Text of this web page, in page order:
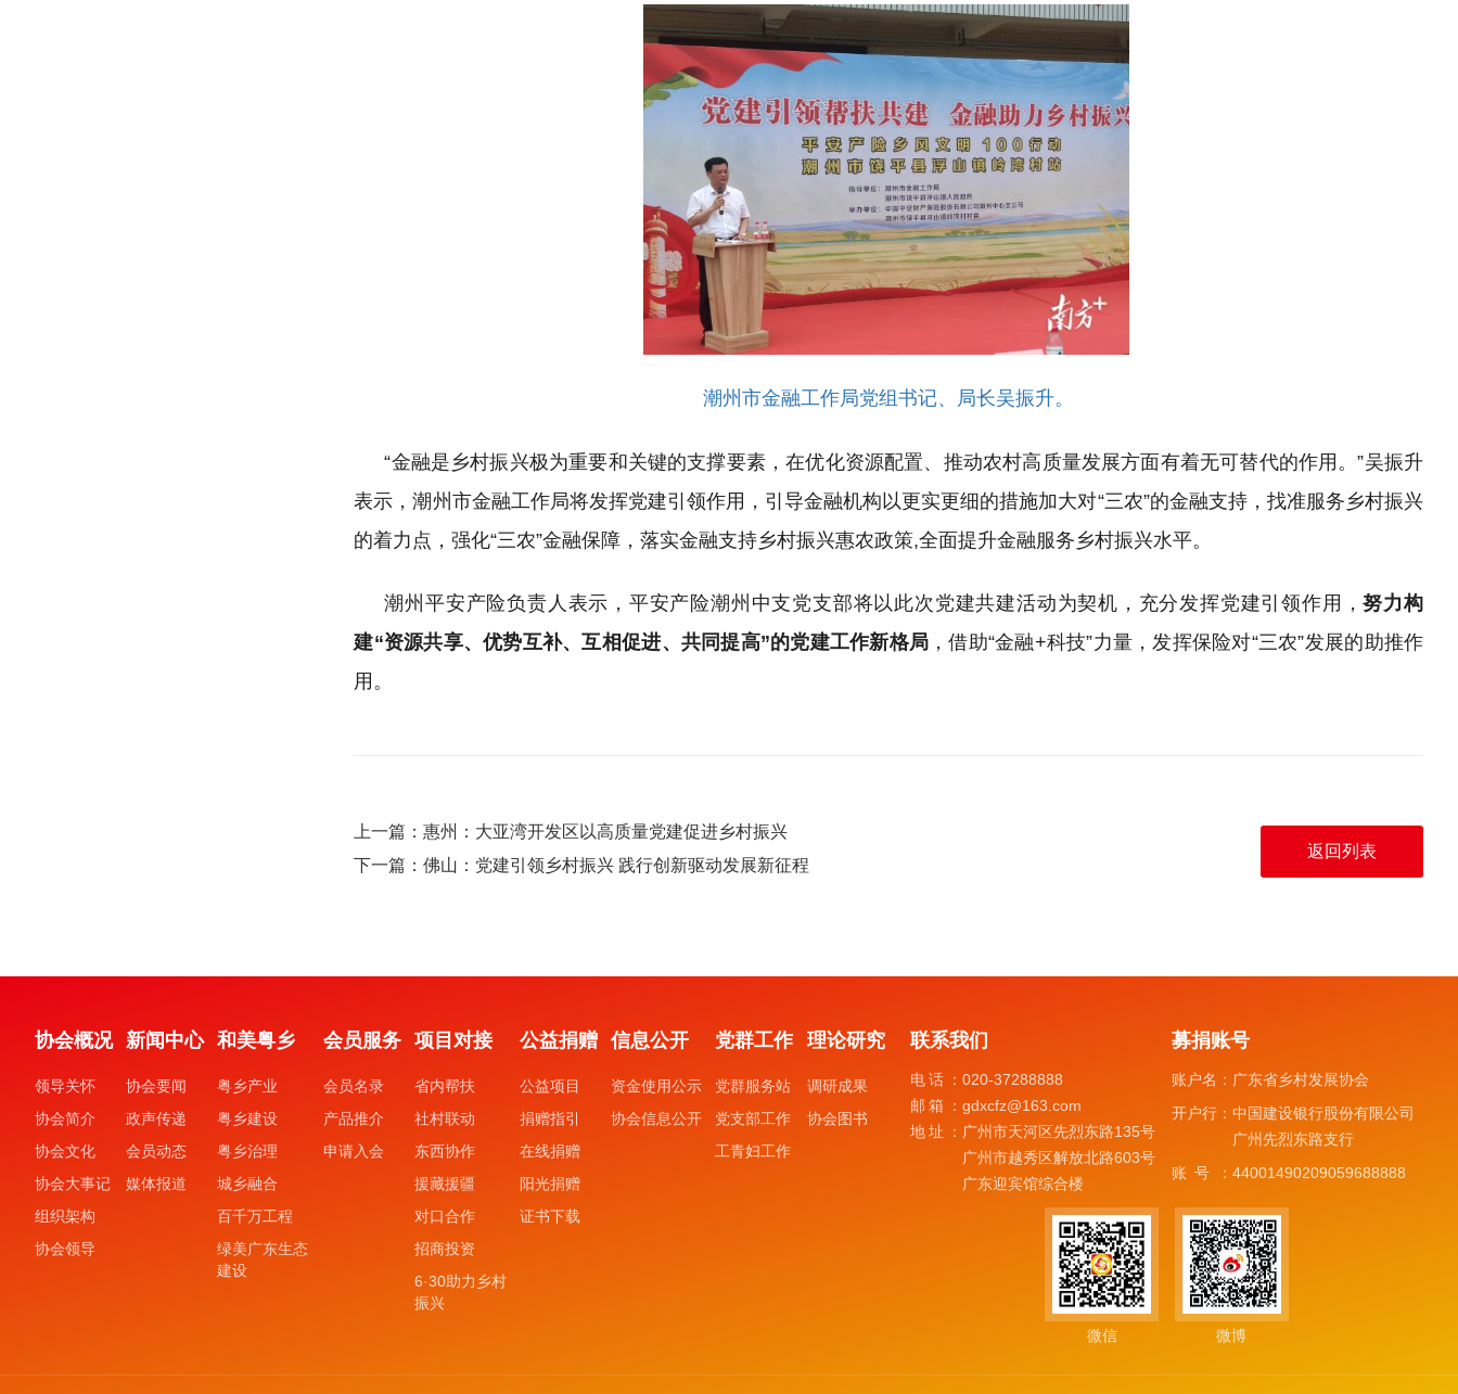
潮州市金融工作局党组书记、局长吴振升。
“金融是乡村振兴极为重要和关键的支撑要素，在优化资源配置、推动农村高质量发展方面有着无可替代的作用。”吴振升
表示，潮州市金融工作局将发挥党建引领作用，引导金融机构以更实更细的措施加大对“三农”的金融支持，找准服务乡村振兴
的着力点，强化“三农”金融保障，落实金融支持乡村振兴惠农政策,全面提升金融服务乡村振兴水平。
潮州平安产险负责人表示，平安产险潮州中支党支部将以此次党建共建活动为契机，充分发挥党建引领作用，努力构
建“资源共享、优势互补、互相促进、共同提高”的党建工作新格局 ，借助“金融+科技”力量，发挥保险对“三农”发展的助推作
用。
返回列表
上一篇：惠州：大亚湾开发区以高质量党建促进乡村振兴
下一篇：佛山：党建引领乡村振兴 践行创新驱动发展新征程
协会概况
领导关怀
协会简介
协会文化
协会大事记
组织架构
协会领导
新闻中心
协会要闻
政声传递
会员动态
媒体报道
和美粤乡
粤乡产业
粤乡建设
粤乡治理
城乡融合
百千万工程
绿美广东生态
建设
会员服务
会员名录
产品推介
申请入会
项目对接
省内帮扶
社村联动
东西协作
援藏援疆
对口合作
招商投资
6·30助力乡村
振兴
公益捐赠
公益项目
捐赠指引
在线捐赠
阳光捐赠
证书下载
信息公开
资金使用公示
协会信息公开
党群工作
党群服务站
党支部工作
工青妇工作
理论研究
调研成果
协会图书
联系我们
电话：020-37288888
邮箱：gdxcfz@163.com
地址： 广州市天河区先烈东路135号
广州市越秀区解放北路603号
广东迎宾馆综合楼
募捐账号
账户名： 广东省乡村发展协会
开户行：中国建设银行股份有限公司
广州先烈东路支行
账号：44001490209059688888
微信 微博